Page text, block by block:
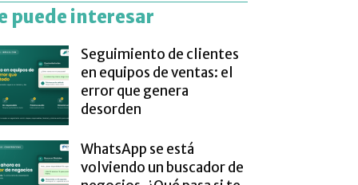
puede interesar
Seguimiento de clientes
en equipos de ventas: el
error que genera
desorden
WhatsApp se está
volviendo un buscador de